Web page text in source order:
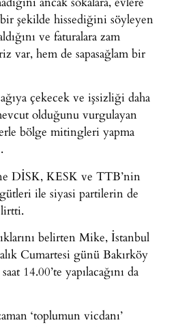
şekilde hissediğini söyleyen
ve faturalara zam
var, hem de sapasağlam bir
çekecek ve işsizliği daha
olduğunu vurgulayan
bölge mitingleri yapma
DİSK, KESK ve TTB’nin
ile siyasi partilerin de
belirten Mike, İstanbul
Cumartesi günü Bakırköy
14.00’te yapılacağını da
‘toplumun vicdanı’